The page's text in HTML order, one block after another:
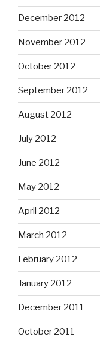
December 2012
November 2012
October 2012
September 2012
August 2012
July 2012
June 2012
May 2012
April 2012
March 2012
February 2012
January 2012
December 2011
October 2011